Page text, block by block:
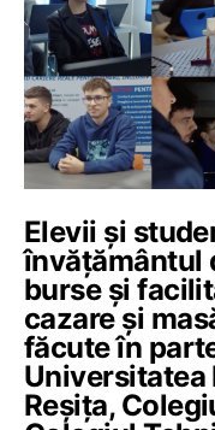
Elevii și
învățământul
burse și
cazare și
făcute în
Universitatea
Reșița,